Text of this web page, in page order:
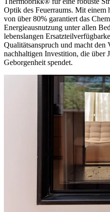
Optik des Feuerraums. Mit einem
von über 80% garantiert das
Energieausnutzung unter allen
lebenslangen
Qualitätsanspruch und macht
nachhaltigen Investition, die über
Geborgenheit spendet.